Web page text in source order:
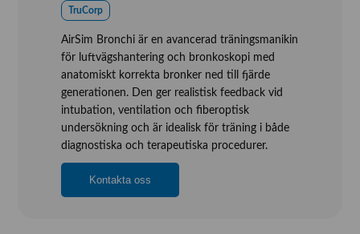
TruCorp
AirSim Bronchi är en avancerad träningsmanikin
för luftvägshantering och bronkoskopi med
anatomiskt korrekta bronker ned till fjärde
generationen. Den ger realistisk feedback vid
intubation, ventilation och fiberoptisk
undersökning och är idealisk för träning i både
diagnostiska och terapeutiska procedurer.
Kontakta oss